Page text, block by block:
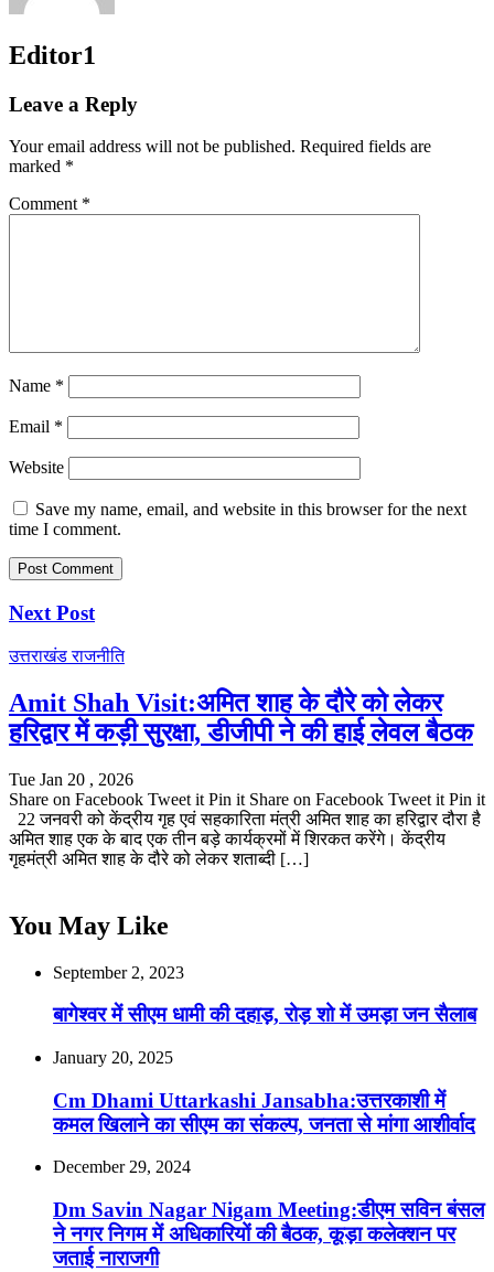
Editor1
Leave a Reply
Your email address will not be published. Required fields are
marked *
Comment *
Name *
Email *
Website
Save my name, email, and website in this browser for the next
time I comment.
Next Post
उत्तराखंडराजनीति
Amit Shah Visit:अमित शाह के दौरे को लेकर
हरिद्वार में कड़ी सुरक्षा, डीजीपी ने की हाई लेवल बैठक
Tue Jan 20 , 2026
Share on Facebook Tweet it Pin it Share on Facebook Tweet it Pin it
22 जनवरी को केंद्रीय गृह एवं सहकारिता मंत्री अमित शाह का हरिद्वार दौरा है
अमित शाह एक के बाद एक तीन बड़े कार्यक्रमों में शिरकत करेंगे। केंद्रीय
गृहमंत्री अमित शाह के दौरे को लेकर शताब्दी […]
You May Like
September 2, 2023
बागेश्वर में सीएम धामी की दहाड़, रोड़ शो में उमड़ा जन सैलाब
January 20, 2025
Cm Dhami Uttarkashi Jansabha:उत्तरकाशी में
कमल खिलाने का सीएम का संकल्प, जनता से मांगा आशीर्वाद
December 29, 2024
Dm Savin Nagar Nigam Meeting:डीएम सविन बंसल
ने नगर निगम में अधिकारियों की बैठक, कूड़ा कलेक्शन पर
जताई नाराजगी